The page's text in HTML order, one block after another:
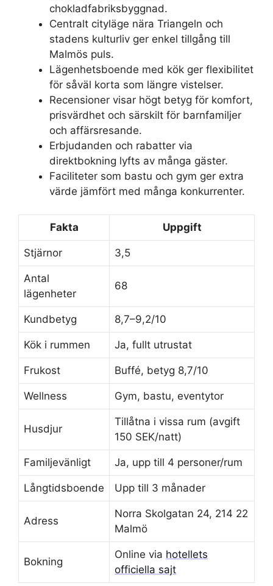
chokladfabriksbyggnad.
Centralt cityläge nära Triangeln och
stadens kulturliv ger enkel tillgång till
Malmös puls.
Lägenhetsboende med kök ger flexibilitet
för såväl korta som längre vistelser.
Recensioner visar högt betyg för komfort,
prisvärdhet och särskilt för barnfamiljer
och affärsresande.
Erbjudanden och rabatter via
direktbokning lyfts av många gäster.
Faciliteter som bastu och gym ger extra
värde jämfört med många konkurrenter.
Fakta Uppgift
Stjärnor 3,5
Antal
lägenheter
68
Kundbetyg 8,7–9,2/10
Kök i rummen Ja, fullt utrustat
Frukost Buffé, betyg 8,7/10
Wellness Gym, bastu, eventytor
Husdjur
Tillåtna i vissa rum (avgift
150 SEK/natt)
Familjevänligt Ja, upp till 4 personer/rum
Långtidsboende Upp till 3 månader
Adress
Norra Skolgatan 24, 214 22
Malmö
Bokning
Online via hotellets
officiella sajt